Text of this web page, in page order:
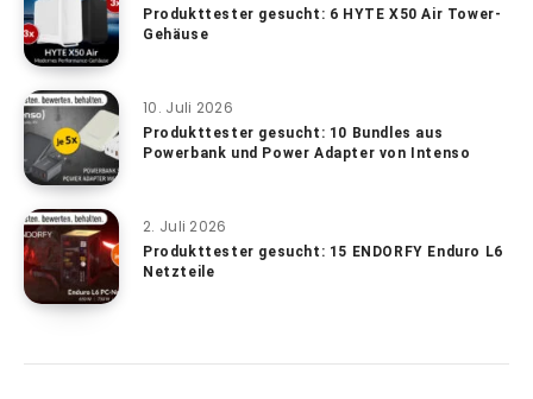
Produkttester gesucht: 6 HYTE X50 Air Tower-
Gehäuse
10. Juli 2026
Produkttester gesucht: 10 Bundles aus
Powerbank und Power Adapter von Intenso
2. Juli 2026
Produkttester gesucht: 15 ENDORFY Enduro L6
Netzteile